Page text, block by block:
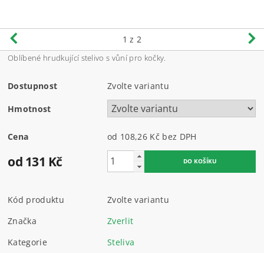
1 z 2
Oblíbené hrudkující stelivo s vůní pro kočky.
Dostupnost Zvolte variantu
Hmotnost
Cena od 108,26 Kč bez DPH
od 131 Kč
Kód produktu
Zvolte variantu
Značka
Zverlit
Kategorie
Steliva